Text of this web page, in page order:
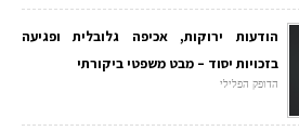
הודעות ירוקות, אכיפה גלובלית ופגיעה
בזכויות יסוד – מבט משפטי ביקורתי
הדופק הפלילי